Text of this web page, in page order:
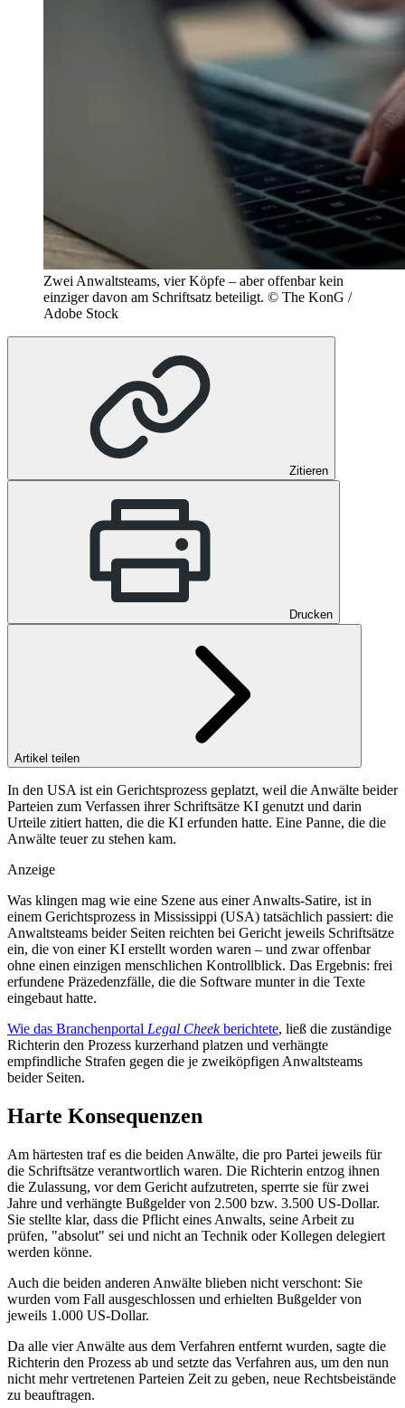
Zwei Anwaltsteams, vier Köpfe – aber offenbar kein
einziger davon am Schriftsatz beteiligt. © The KonG /
Adobe Stock
Zitieren
Drucken
Artikel teilen
In den USA ist ein Gerichtsprozess geplatzt, weil die Anwälte beider
Parteien zum Verfassen ihrer Schriftsätze KI genutzt und darin
Urteile zitiert hatten, die die KI erfunden hatte. Eine Panne, die die
Anwälte teuer zu stehen kam.
Anzeige
Was klingen mag wie eine Szene aus einer Anwalts-Satire, ist in
einem Gerichtsprozess in Mississippi (USA) tatsächlich passiert: die
Anwaltsteams beider Seiten reichten bei Gericht jeweils Schriftsätze
ein, die von einer KI erstellt worden waren – und zwar offenbar
ohne einen einzigen menschlichen Kontrollblick. Das Ergebnis: frei
erfundene Präzedenzfälle, die die Software munter in die Texte
eingebaut hatte.
Wie das Branchenportal Legal Cheekberichtete, ließ die zuständige
Richterin den Prozess kurzerhand platzen und verhängte
empfindliche Strafen gegen die je zweiköpfigen Anwaltsteams
beider Seiten.
Harte Konsequenzen
Am härtesten traf es die beiden Anwälte, die pro Partei jeweils für
die Schriftsätze verantwortlich waren. Die Richterin entzog ihnen
die Zulassung, vor dem Gericht aufzutreten, sperrte sie für zwei
Jahre und verhängte Bußgelder von 2.500 bzw. 3.500 US-Dollar.
Sie stellte klar, dass die Pflicht eines Anwalts, seine Arbeit zu
prüfen, "absolut" sei und nicht an Technik oder Kollegen delegiert
werden könne.
Auch die beiden anderen Anwälte blieben nicht verschont: Sie
wurden vom Fall ausgeschlossen und erhielten Bußgelder von
jeweils 1.000 US-Dollar.
Da alle vier Anwälte aus dem Verfahren entfernt wurden, sagte die
Richterin den Prozess ab und setzte das Verfahren aus, um den nun
nicht mehr vertretenen Parteien Zeit zu geben, neue Rechtsbeistände
zu beauftragen.